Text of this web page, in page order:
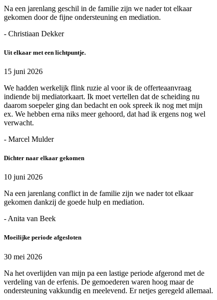
Na een jarenlang geschil in de familie zijn we nader tot elkaar
gekomen door de fijne ondersteuning en mediation.
- Christiaan Dekker
Uit elkaar met een lichtpuntje.
15 juni 2026
We hadden werkelijk flink ruzie al voor ik de offerteaanvraag
indiende bij mediatorkaart. Ik moet vertellen dat de scheiding nu
daarom soepeler ging dan bedacht en ook spreek ik nog met mijn
ex. We hebben erna niks meer gehoord, dat had ik ergens nog wel
verwacht.
- Marcel Mulder
Dichter naar elkaar gekomen
10 juni 2026
Na een jarenlang conflict in de familie zijn we nader tot elkaar
gekomen dankzij de goede hulp en mediation.
- Anita van Beek
Moeilijke periode afgesloten
30 mei 2026
Na het overlijden van mijn pa een lastige periode afgerond met de
verdeling van de erfenis. De gemoederen waren hoog maar de
ondersteuning vakkundig en meelevend. Er netjes geregeld allemaal.